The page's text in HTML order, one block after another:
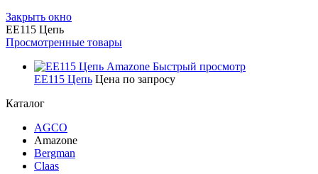
Закрыть окно
EE115 Цепь
Просмотренные товары
Быстрый просмотр
EE115 Цепь Цена по запросу
Каталог
AGCO
Amazone
Bergman
Claas